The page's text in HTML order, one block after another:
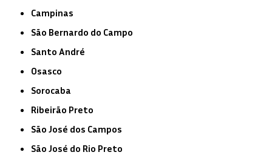
Campinas
São Bernardo do Campo
Santo André
Osasco
Sorocaba
Ribeirão Preto
São José dos Campos
São José do Rio Preto